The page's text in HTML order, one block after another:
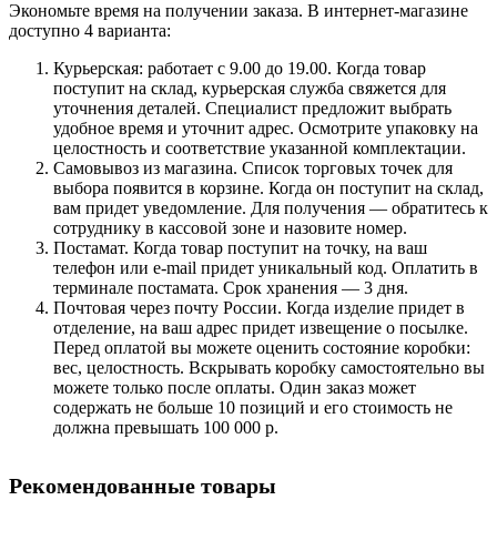
Экономьте время на получении заказа. В интернет-магазине
доступно 4 варианта:
Курьерская: работает с 9.00 до 19.00. Когда товар
поступит на склад, курьерская служба свяжется для
уточнения деталей. Специалист предложит выбрать
удобное время и уточнит адрес. Осмотрите упаковку на
целостность и соответствие указанной комплектации.
Самовывоз из магазина. Список торговых точек для
выбора появится в корзине. Когда он поступит на склад,
вам придет уведомление. Для получения — обратитесь к
сотруднику в кассовой зоне и назовите номер.
Постамат. Когда товар поступит на точку, на ваш
телефон или e-mail придет уникальный код. Оплатить в
терминале постамата. Срок хранения — 3 дня.
Почтовая через почту России. Когда изделие придет в
отделение, на ваш адрес придет извещение о посылке.
Перед оплатой вы можете оценить состояние коробки:
вес, целостность. Вскрывать коробку самостоятельно вы
можете только после оплаты. Один заказ может
содержать не больше 10 позиций и его стоимость не
должна превышать 100 000 р.
Рекомендованные товары